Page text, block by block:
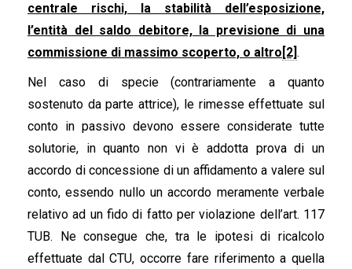
centrale rischi, la stabilità dell’esposizione,
l’entità del saldo debitore, la previsione di una
commissione di massimo scoperto, o altro [2].
Nel caso di specie (contrariamente a quanto
sostenuto da parte attrice), le rimesse effettuate sul
conto in passivo devono essere considerate tutte
solutorie, in quanto non vi è addotta prova di un
accordo di concessione di un affidamento a valere sul
conto, essendo nullo un accordo meramente verbale
relativo ad un fido di fatto per violazione dell’art. 117
TUB. Ne consegue che, tra le ipotesi di ricalcolo
effettuate dal CTU, occorre fare riferimento a quella